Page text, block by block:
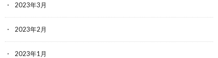
2023年3月
2023年2月
2023年1月